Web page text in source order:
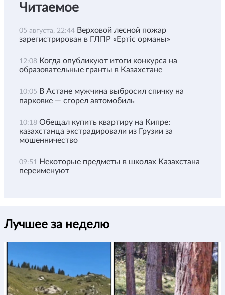
Читаемое
05 августа, 22:44 Верховой лесной пожар
зарегистрирован в ГЛПР «Ертіс орманы»
12:08 Когда опубликуют итоги конкурса на
образовательные гранты в Казахстане
10:05 В Астане мужчина выбросил спичку на
парковке — сгорел автомобиль
10:18 Обещал купить квартиру на Кипре:
казахстанца экстрадировали из Грузии за
мошенничество
09:51
Некоторые предметы в школах Казахстана
переименуют
Лучшее за неделю